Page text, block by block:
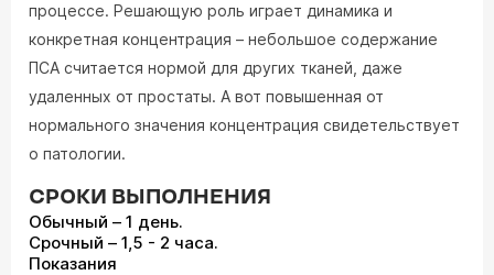
процессе. Решающую роль играет динамика и
конкретная концентрация – небольшое содержание
ПСА считается нормой для других тканей, даже
удаленных от простаты. А вот повышенная от
нормального значения концентрация свидетельствует
о патологии.
СРОКИ ВЫПОЛНЕНИЯ
Обычный – 1 день.
Срочный – 1,5 - 2 часа.
Показания